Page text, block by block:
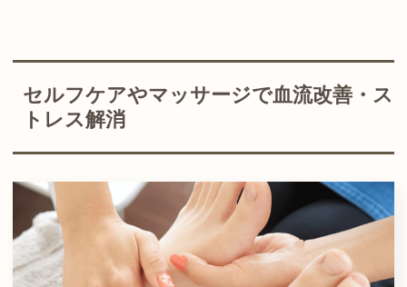
セルフケアやマッサージで血流改善・ス
トレス解消